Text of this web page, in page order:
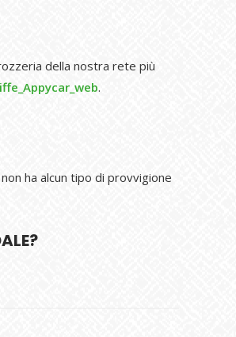
della nostra rete più
.
ha alcun tipo di provvigione